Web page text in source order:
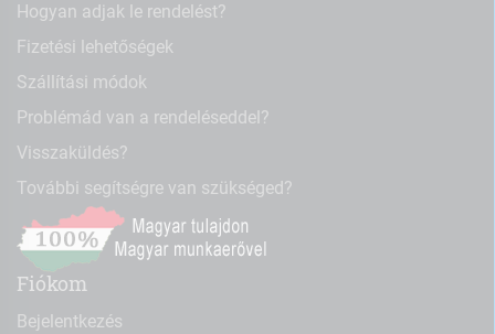
Hogyan adjak le rendelést?
Fizetési lehetőségek
Szállítási módok
Problémád van a rendeléseddel?
Visszaküldés?
További segítségre van szükséged?
Fiókom
Bejelentkezés